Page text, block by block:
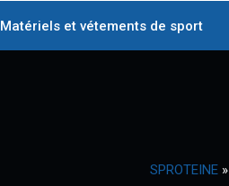
Matériels et vétements de sport
SPROTEINE»